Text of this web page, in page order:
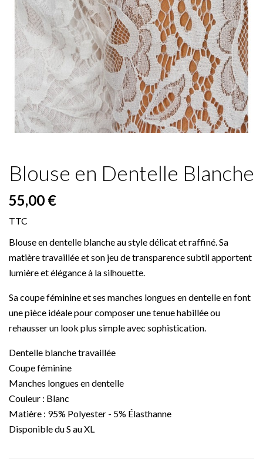
Blouse en Dentelle Blanche
55,00 €
TTC
Blouse en dentelle blanche au style délicat et raffiné. Sa
matière travaillée et son jeu de transparence subtil apportent
lumière et élégance à la silhouette.
Sa coupe féminine et ses manches longues en dentelle en font
une pièce idéale pour composer une tenue habillée ou
rehausser un look plus simple avec sophistication.
Dentelle blanche travaillée
Coupe féminine
Manches longues en dentelle
Couleur : Blanc
Matière : 95% Polyester - 5% Élasthanne
Disponible du S au XL